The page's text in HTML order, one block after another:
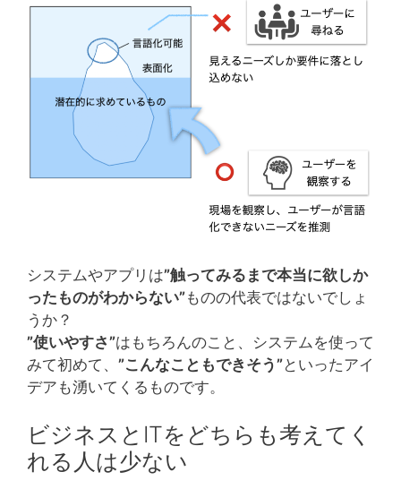
システムやアプリは”触ってみるまで本当に欲しか
ったものがわからない”ものの代表ではないでしょ
うか？
”使いやすさ”はもちろんのこと、システムを使って
みて初めて、 ”こんなこともできそう”といったアイ
デアも湧いてくるものです。
ビジネスとITをどちらも考えてく
れる人は少ない